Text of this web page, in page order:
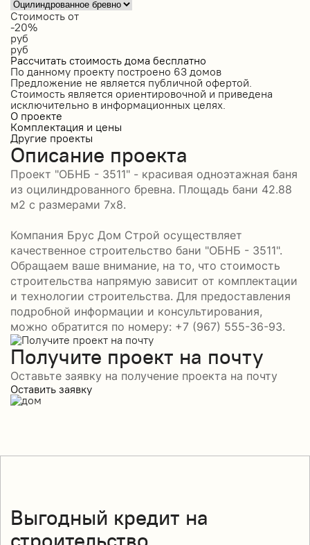
Стоимость от
-20%
руб
руб
Рассчитать стоимость дома бесплатно
По данному проекту построено 63 домов
Предложение не является публичной офертой.
Стоимость является ориентировочной и приведена
исключительно в информационных целях.
О проекте
Комплектация и цены
Другие проекты
Описание проекта
Проект "ОБНБ - 3511" - красивая одноэтажная баня
из оцилиндрованного бревна. Площадь бани 42.88
м2 с размерами 7x8.
Компания Брус Дом Строй осуществляет
качественное строительство бани "ОБНБ - 3511".
Обращаем ваше внимание, на то, что стоимость
строительства напрямую зависит от комплектации
и технологии строительства. Для предоставления
подробной информации и консультирования,
можно обратится по номеру: +7 (967) 555-36-93.
Получите проект на почту
Оставьте заявку на получение проекта на почту
Оставить заявку
Выгодный кредит на